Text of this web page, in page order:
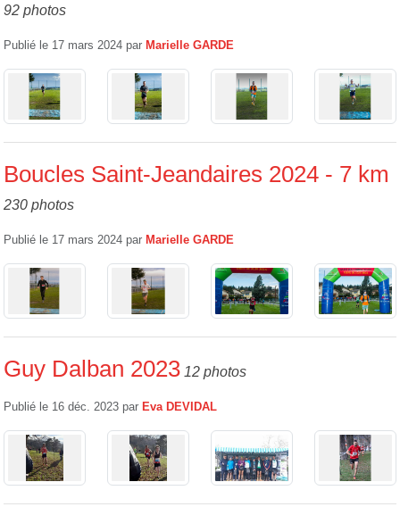
92 photos
Publié le 17 mars 2024 par Marielle GARDE
Boucles Saint-Jeandaires 2024 - 7 km
230 photos
Publié le 17 mars 2024 par Marielle GARDE
Guy Dalban 2023 12 photos
Publié le 16 déc. 2023 par Eva DEVIDAL